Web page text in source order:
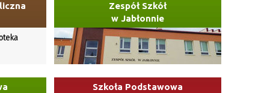
Zespół Szkół
w Jabłonnie
Szkoła Podstawowa